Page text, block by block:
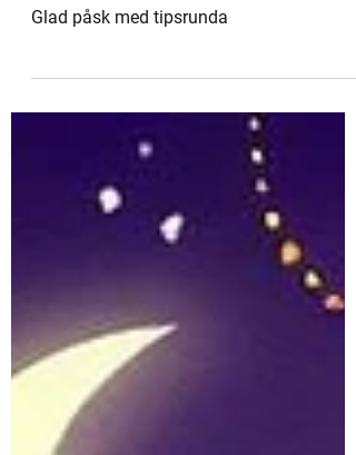
21 mars 2024 1 min läsning
Glad påsk!
Glad påsk med tipsrunda